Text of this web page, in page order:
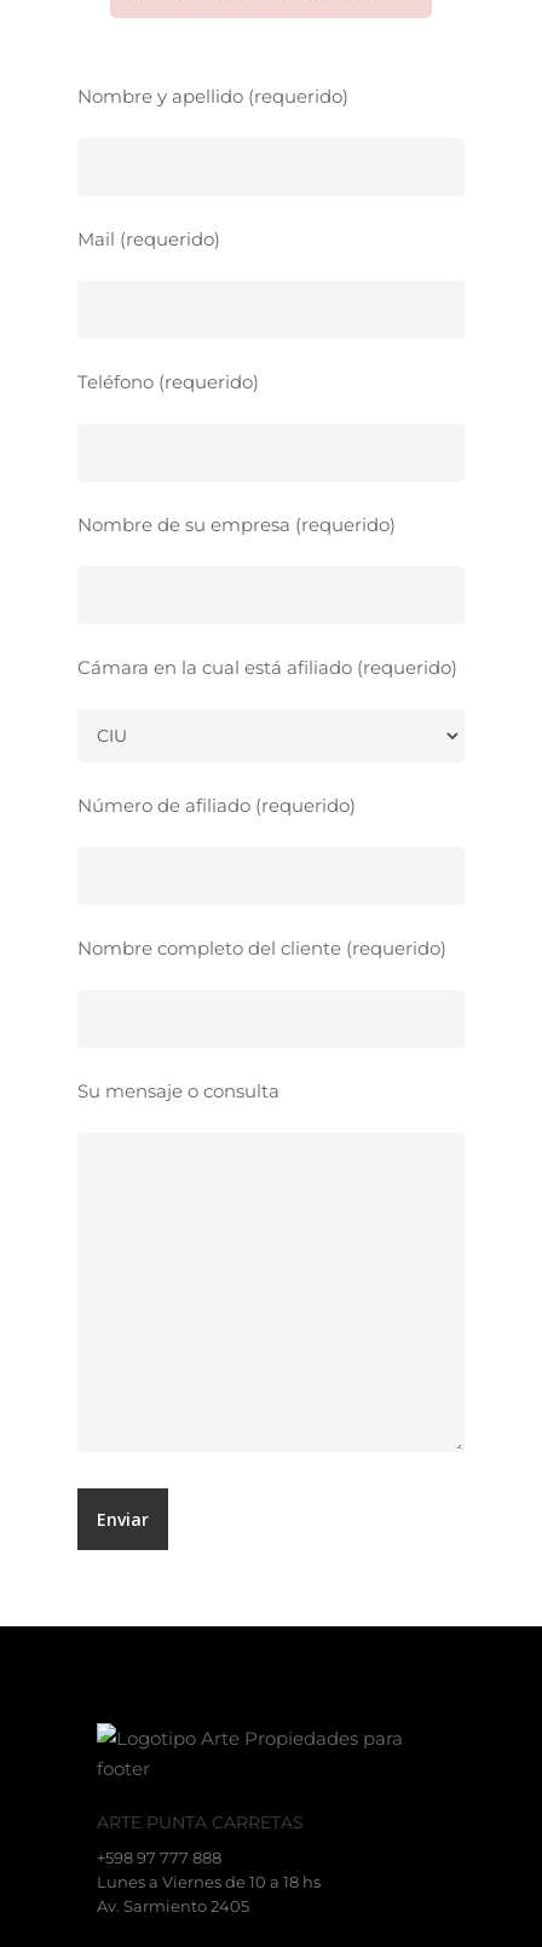
Nombre y apellido (requerido)
Mail (requerido)
Teléfono (requerido)
Nombre de su empresa (requerido)
Cámara en la cual está afiliado (requerido)
Número de afiliado (requerido)
Nombre completo del cliente (requerido)
Su mensaje o consulta
ARTE PUNTA CARRETAS
+598 97 777 888
Lunes a Viernes de 10 a 18 hs
Av. Sarmiento 2405